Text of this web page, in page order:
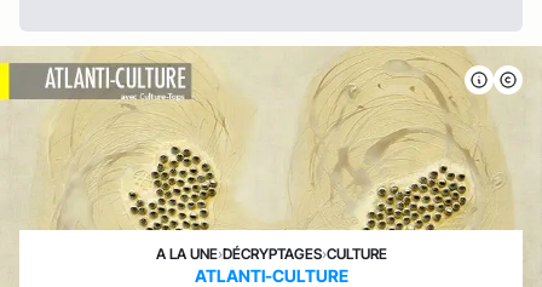
A LA UNE›DÉCRYPTAGES›CULTURE
ATLANTI-CULTURE